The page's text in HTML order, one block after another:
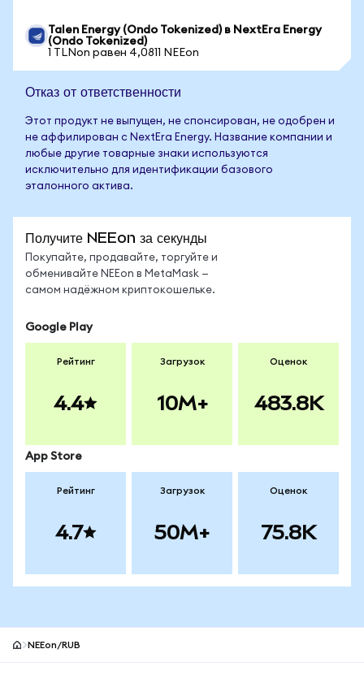
Talen Energy (Ondo Tokenized) в NextEra Energy
(Ondo Tokenized)
1 TLNon равен 4,0811 NEEon
Отказ от ответственности
Этот продукт не выпущен, не спонсирован, не одобрен и
не аффилирован с NextEra Energy. Название компании и
любые другие товарные знаки используются
исключительно для идентификации базового
эталонного актива.
Получите NEEon за секунды
Покупайте, продавайте, торгуйте и
обменивайте NEEon в MetaMask —
самом надёжном криптокошельке.
Google Play
Рейтинг
4.4
Загрузок
10M+
Оценок
483.8K
App Store
Рейтинг
4.7
Загрузок
50M+
Оценок
75.8K
NEEon/RUB